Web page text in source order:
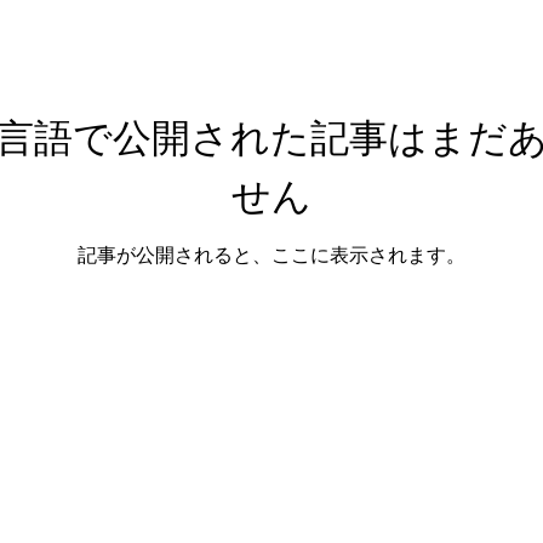
語で公開された記事はまだ
せん
記事が公開されると、ここに表示されます。